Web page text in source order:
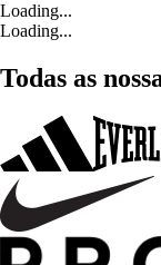
Loading...
Loading...
Todas as